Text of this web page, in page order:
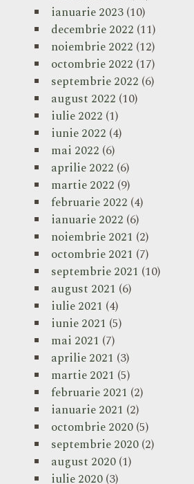
ianuarie 2023(10)
decembrie 2022 (11)
noiembrie 2022 (12)
octombrie 2022 (17)
septembrie 2022 (6)
august 2022 (10)
iulie 2022 (1)
iunie 2022 (4)
mai 2022 (6)
aprilie 2022 (6)
martie 2022 (9)
februarie 2022 (4)
ianuarie 2022 (6)
noiembrie 2021 (2)
octombrie 2021 (7)
septembrie 2021 (10)
august 2021 (6)
iulie 2021 (4)
iunie 2021 (5)
mai 2021 (7)
aprilie 2021 (3)
martie 2021 (5)
februarie 2021 (2)
ianuarie 2021 (2)
octombrie 2020(5)
septembrie 2020(2)
august 2020(1)
iulie 2020(3)